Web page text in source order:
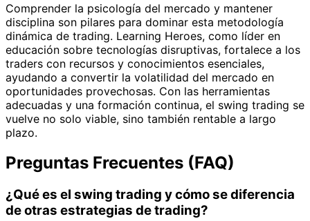
Comprender la psicología del mercado y mantener
disciplina son pilares para dominar esta metodología
dinámica de trading. Learning Heroes, como líder en
educación sobre tecnologías disruptivas, fortalece a los
traders con recursos y conocimientos esenciales,
ayudando a convertir la volatilidad del mercado en
oportunidades provechosas. Con las herramientas
adecuadas y una formación continua, el swing trading se
vuelve no solo viable, sino también rentable a largo
plazo.
Preguntas Frecuentes (FAQ)
¿Qué es el swing trading y cómo se diferencia
de otras estrategias de trading?